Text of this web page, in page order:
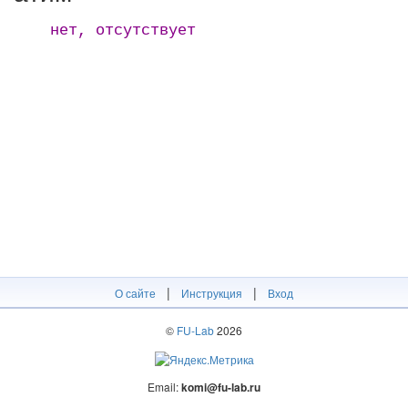
нет, отсутствует
О сайте | Инструкция | Вход
© FU-Lab2026
Email:komi@fu-lab.ru